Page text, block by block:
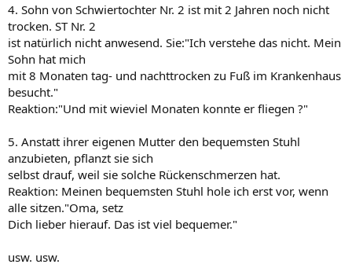
4. Sohn von Schwiertochter Nr. 2 ist mit 2 Jahren noch nicht
trocken. ST Nr. 2
ist natürlich nicht anwesend. Sie:"Ich verstehe das nicht. Mein
Sohn hat mich
mit 8 Monaten tag- und nachttrocken zu Fuß im Krankenhaus
besucht."
Reaktion:"Und mit wieviel Monaten konnte er fliegen ?"
5. Anstatt ihrer eigenen Mutter den bequemsten Stuhl
anzubieten, pflanzt sie sich
selbst drauf, weil sie solche Rückenschmerzen hat.
Reaktion: Meinen bequemsten Stuhl hole ich erst vor, wenn
alle sitzen."Oma, setz
Dich lieber hierauf. Das ist viel bequemer."
usw. usw.